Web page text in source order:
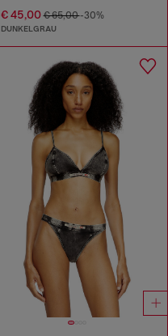
€ 45,00€ 65,00-30%
DUNKELGRAU